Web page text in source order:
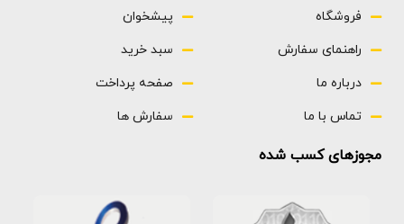
فروشگاه
راهنمای سفارش
درباره ما
تماس با ما
پیشخوان
سبد خرید
صفحه پرداخت
سفارش ها
مجوزهای کسب شده